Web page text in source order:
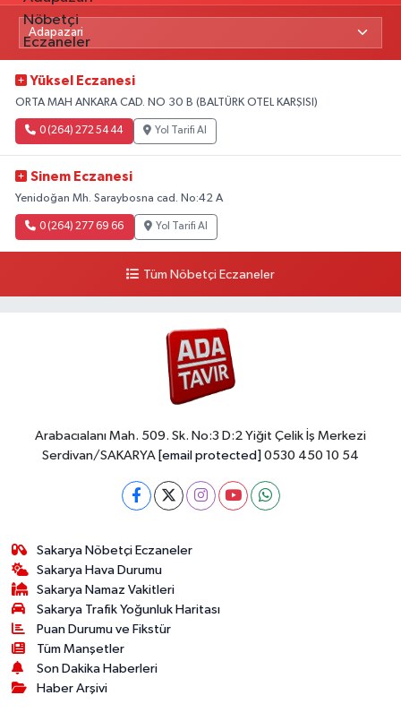
Yüksel Eczanesi
ORTA MAH ANKARA CAD. NO 30 B (BALTÜRK OTEL KARŞISI)
0 (264) 272 54 44 Yol Tarifi Al
Sinem Eczanesi
Yenidoğan Mh. Saraybosna cad. No:42 A
0 (264) 277 69 66 Yol Tarifi Al
Tüm Nöbetçi Eczaneler
Arabacıalanı Mah. 509. Sk. No:3 D:2 Yiğit Çelik İş Merkezi
Serdivan/SAKARYA [email protected] 0530 450 10 54
Sakarya Nöbetçi Eczaneler
Sakarya Hava Durumu
Sakarya Namaz Vakitleri
Sakarya Trafik Yoğunluk Haritası
Puan Durumu ve Fikstür
Tüm Manşetler
Son Dakika Haberleri
Haber Arşivi